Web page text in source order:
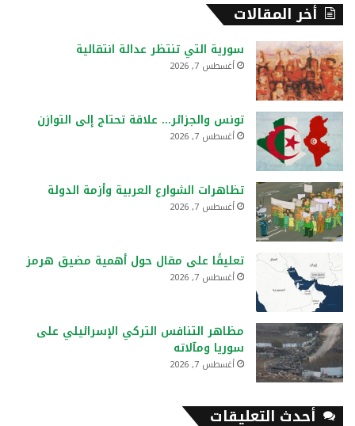
أخر المقالات
سورية التي تنتظر عدالة انتقالية
أغسطس 7, 2026
تونس والجزائر… علاقة تحتاج إلى التوازن
أغسطس 7, 2026
تظاهرات الشوارع العربية وأزمة الدولة
أغسطس 7, 2026
تعليقًا على مقال حول أهمية مضيق هرمز
أغسطس 7, 2026
مظاهر التنافس التركي الإسرائيلي على
سوريا ومآلاته
أغسطس 7, 2026
أحدث التعليقات